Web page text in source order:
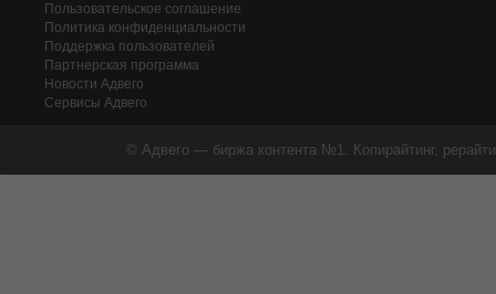
Пользовательское соглашение
Политика конфиденциальности
Поддержка пользователей
Партнерская программа
Новости Адвего
Сервисы Адвего
© Адвего — биржа контента №1. Копирайтинг,